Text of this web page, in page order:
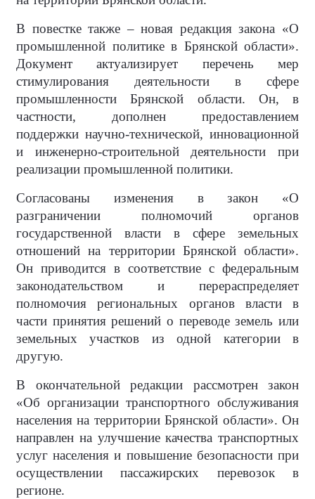
В повестке также – новая редакция закона «О
промышленной политике в Брянской области».
Документ актуализирует перечень мер
стимулирования деятельности в сфере
промышленности Брянской области. Он, в
частности, дополнен предоставлением
поддержки научно-технической, инновационной
и инженерно-строительной деятельности при
реализации промышленной политики.
Согласованы изменения в закон «О
разграничении полномочий органов
государственной власти в сфере земельных
отношений на территории Брянской области».
Он приводится в соответствие с федеральным
законодательством и перераспределяет
полномочия региональных органов власти в
части принятия решений о переводе земель или
земельных участков из одной категории в
другую.
В окончательной редакции рассмотрен закон
«Об организации транспортного обслуживания
населения на территории Брянской области». Он
направлен на улучшение качества транспортных
услуг населения и повышение безопасности при
осуществлении пассажирских перевозок в
регионе.